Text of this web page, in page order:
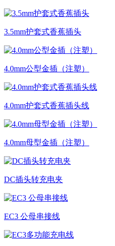
3.5mm护套式香蕉插头
4.0mm公型金插（注塑）
4.0mm护套式香蕉插头线
4.0mm母型金插（注塑）
DC插头转充电夹
EC3 公母串接线